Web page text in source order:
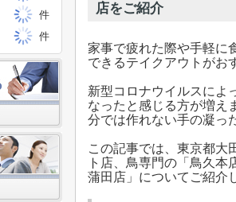
店をご紹介
家事で疲れた際や手軽に
できるテイクアウトがお
新型コロナウイルスによ
なったと感じる方が増え
分では作れない手の凝っ
この記事では、東京都大
ト店、鳥専門の「鳥久本
蒲田店」についてご紹介
件
件